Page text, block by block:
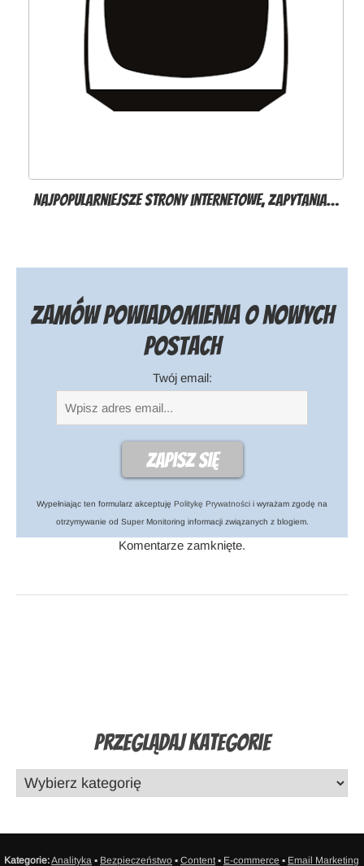
Najpopularniejsze strony internetowe, zapytania…
Zamów powiadomienia o nowych
postach
Twój email:
Wypełniając ten formularz akceptuję Politykę Prywatności i wyrażam zgodę na
otrzymywanie od Super Monitoring informacji związanych z blogiem.
Komentarze zamknięte.
Przeglądaj Kategorie
Kategorie:Analityka ▪ Bezpieczeństwo ▪ Content▪ E-commerce ▪ Email Marketing